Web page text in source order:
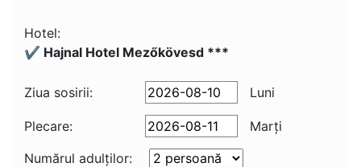
Hotel:
✔️ Hajnal Hotel Mezőkövesd ***
Ziua sosirii: Luni
Plecare:
Marţi
Numărul adulţilor: